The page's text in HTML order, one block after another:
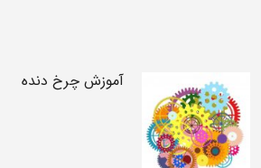
آموزش چرخ دنده